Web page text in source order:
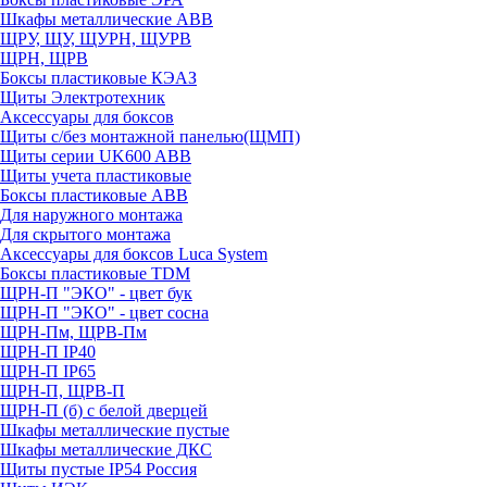
Шкафы металлические ABB
ЩРУ, ЩУ, ЩУРН, ЩУРВ
ЩРН, ЩРВ
Боксы пластиковые КЭАЗ
Щиты Электротехник
Аксессуары для боксов
Щиты с/без монтажной панелью(ЩМП)
Щиты серии UK600 ABB
Щиты учета пластиковые
Боксы пластиковые ABB
Для наружного монтажа
Для скрытого монтажа
Аксессуары для боксов Luca System
Боксы пластиковые TDM
ЩРН-П "ЭКО" - цвет бук
ЩРН-П "ЭКО" - цвет сосна
ЩРН-Пм, ЩРВ-Пм
ЩРН-П IP40
ЩРН-П IP65
ЩРН-П, ЩРВ-П
ЩРН-П (б) с белой дверцей
Шкафы металлические пустые
Шкафы металлические ДКС
Щиты пустые IP54 Россия